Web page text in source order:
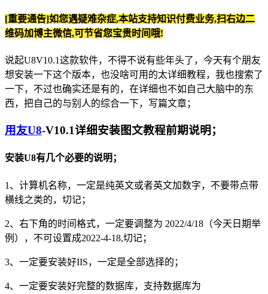
[重要通告]如您遇疑难杂症,本站支持知识付费业务,扫右边二
维码加博主微信,可节省您宝贵时间哦!
说起U8V10.1这款软件，不得不说有些年头了，今天有个朋友
想安装一下这个版本，也没啥可用的太详细教程，我也搜索了
一下，不过也确实还是有的，在详细也不如自己大脑中的东
西，把自己的与别人的综合一下，写篇文章；
用友U8-V10.1详细安装图文教程前期说明；
安装U8有几个必要的说明；
1、计算机名称，一定是纯英文或者英文加数字，不要带点带
横线之类的，切记；
2、右下角的时间格式，一定要调整为 2022/4/18（今天日期举
例），不可设置成2022-4-18,切记；
3、一定要安装好IIS，一定是全部选择的；
4、一定要安装好完整的数据库，支持数据库为